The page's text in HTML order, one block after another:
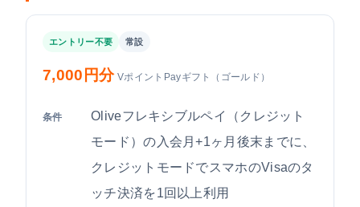
エントリー不要 常設
7,000円分 VポイントPayギフト（ゴールド）
条件
Oliveフレキシブルペイ（クレジット
モード）の入会月+1ヶ月後末までに、
クレジットモードでスマホのVisaのタ
ッチ決済を1回以上利用